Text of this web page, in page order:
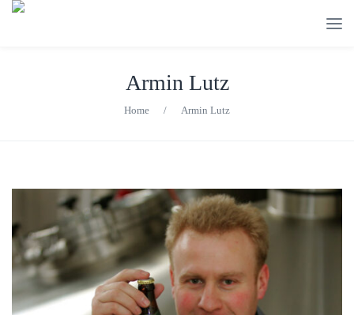
Armin Lutz
Home / Armin Lutz